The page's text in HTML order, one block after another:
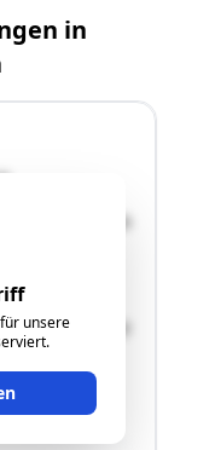
in
unsere
82 befinden sich
auf
wurde
dem Jahr 2010
13.12.2018.